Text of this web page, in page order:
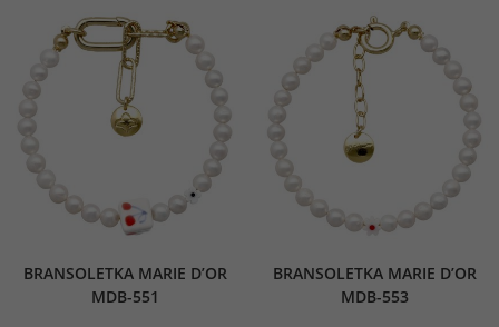
BRANSOLETKA MARIE D’OR
MDB-551
BRANSOLETKA MARIE D’OR
MDB-553